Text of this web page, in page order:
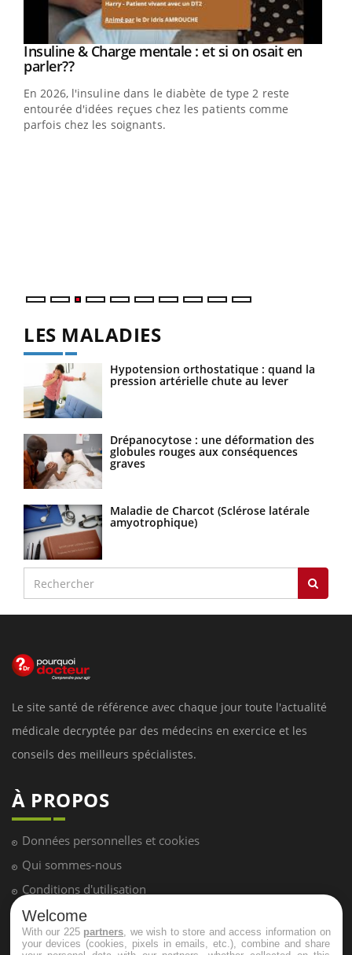
Youtube
Insuline & Charge mentale : et si on osait en
parler??Youtube
En 2026, l'insuline dans le diabète de type 2 reste
entourée d'idées reçues chez les patients comme
parfois chez les soignants.
LES MALADIES
Hypotension orthostatique : quand la
pression artérielle chute au lever
Drépanocytose : une déformation des
globules rouges aux conséquences
graves
Maladie de Charcot (Sclérose latérale
amyotrophique)
Le site santé de référence avec chaque jour toute l'actualité
médicale decryptée par des médecins en exercice et les
conseils des meilleurs spécialistes.
À PROPOS
Données personnelles et cookies
Qui sommes-nous
Conditions d'utilisation
Plan du site
Mentions Légales
Welcome
With our 225 partners , we wish to store and access information on
your devices (cookies, pixels in emails, etc.), combine and share